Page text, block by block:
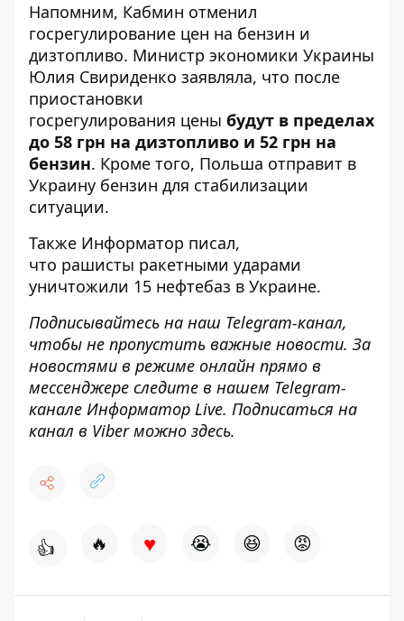
Напомним, Кабмин отменил
госрегулирование цен на бензин и
дизтопливо. Министр экономики Украины
Юлия Свириденко заявляла, что после
приостановки
госрегулирования цены будут в пределах
до 58 грн на дизтопливо и 52 грн на
бензин. Кроме того, Польша отправит в
Украину бензин для стабилизации
ситуации.
Также Информатор писал,
что рашисты ракетными ударами
уничтожили 15 нефтебаз в Украине.
Подписывайтесь на наш Telegram-канал,
чтобы не пропустить важные новости. За
новостями в режиме онлайн прямо в
мессенджере следите в нашем Telegram-
канале Информатор Live. Подписаться на
канал в Viber можно здесь.
👍 🔥 ♥ 😭 😆 😡